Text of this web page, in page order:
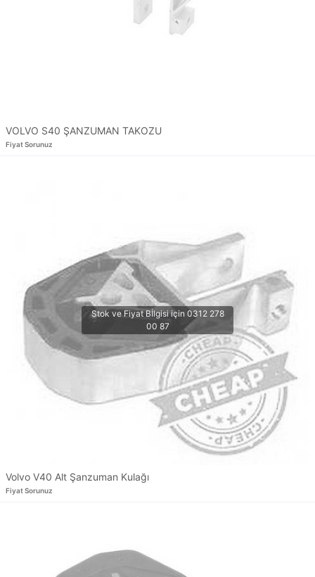
VOLVO S40 ŞANZUMAN TAKOZU
Fiyat Sorunuz
Volvo V40 Alt Şanzuman Kulağı
Fiyat Sorunuz